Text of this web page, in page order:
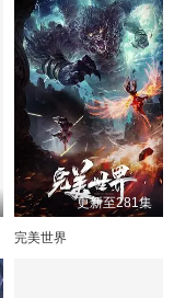
更新至281集
完美世界